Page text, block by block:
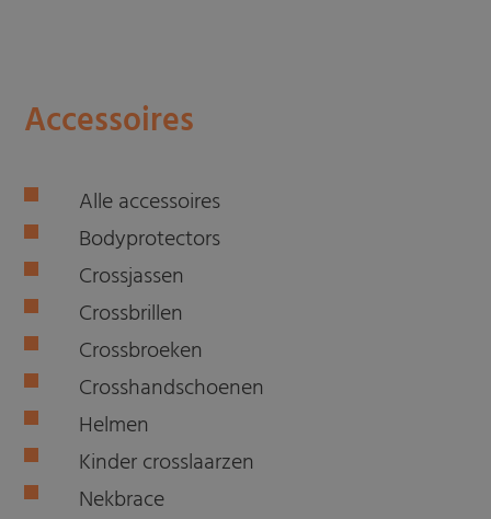
Accessoires
Alle accessoires
Bodyprotectors
Crossjassen
Crossbrillen
Crossbroeken
Crosshandschoenen
Helmen
Kinder crosslaarzen
Nekbrace